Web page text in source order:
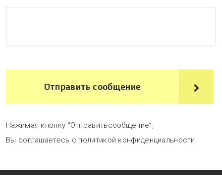
Отправить сообщение
Нажимая кнопку “Отправитьсообщение”,
Вы соглашаетесь с политикой конфиденциальности.